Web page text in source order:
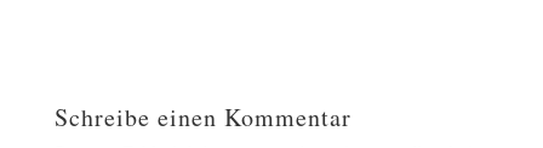
Schreibe einen Kommentar